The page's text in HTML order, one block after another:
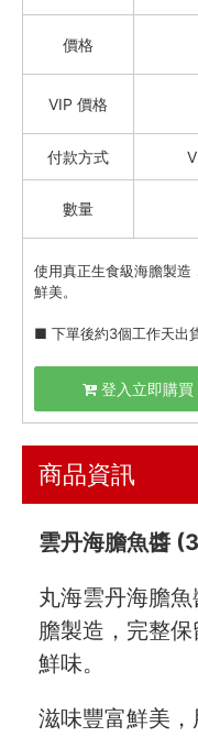
Marie Sharp's 夏普
劉姥姥花椒油
西班牙555 特級初
巴薩米克醋/葡萄酒醋
豆油伯 純釀醬油｜
OLIVIERS&CO. 橄欖
蒜蒜屋
三尺堂 麻辣渣渣 /
精選油品
鹽 / 胡椒 / 薑黃 / 花
日式醬油 / 和風醬 /
奧利塔 Olitalia
頂級美食
🇯🇵 日本專區
最新飯團
Blog
價格
VIP 價格
付款方式
數量
使用真正生食級海膽製造
鮮美。
■ 下單後約3個工作天出
登入立即購買
商品資訊
雲丹海膽魚醬
丸海雲丹海膽
膽製造，完整
鮮味。
滋味豐富鮮美